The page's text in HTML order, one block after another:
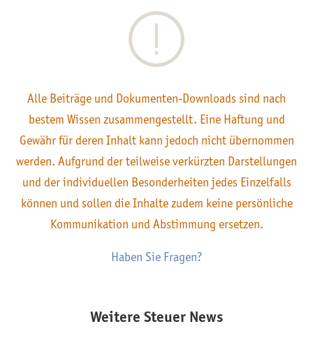
Alle Beiträge und Dokumenten-Downloads sind nach
bestem Wissen zusammengestellt. Eine Haftung und
Gewähr für deren Inhalt kann jedoch nicht übernommen
werden. Aufgrund der teilweise verkürzten Darstellungen
und der individuellen Besonderheiten jedes Einzelfalls
können und sollen die Inhalte zudem keine persönliche
Kommunikation und Abstimmung ersetzen.
Haben Sie Fragen?
Weitere Steuer News